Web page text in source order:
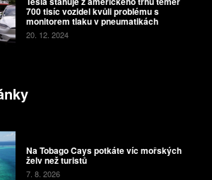
700 tisíc vozidel kvůli problému s
monitorem tlaku v pneumatikách
20. 12. 2024
Na Tobago Cays potkáte víc mořských
želv než turistů
7. 8. 2026